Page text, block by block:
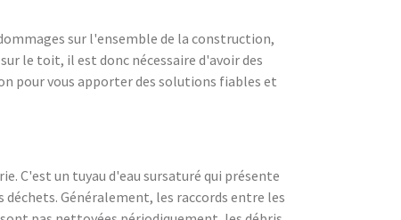
sur l'ensemble de la construction,
le toit, il est donc nécessaire d'avoir des
pour vous apporter des solutions fiables et
C'est un tuyau d'eau sursaturé qui présente
Généralement, les raccords entre les